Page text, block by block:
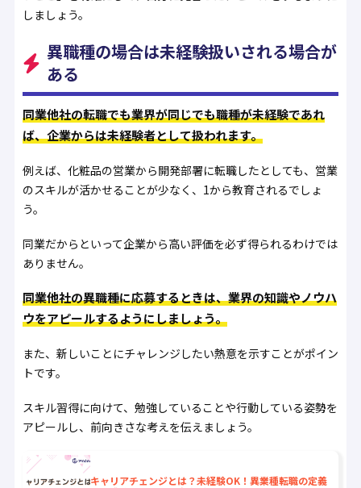
しましょう。
異職種の場合は未経験扱いされる場合が
ある
同業他社の転職でも業界が同じでも職種が未経験であれ
ば、企業からは未経験者として扱われます。
例えば、化粧品の営業から開発部署に転職したとしても、営業
のスキルが活かせることが少なく、1から教育されるでしょ
う。
同業だからといって企業から高い評価を必ず得られるわけでは
ありません。
同業他社の異職種に応募するときは、業界の知識やノウハ
ウをアピールするようにしましょう。
また、新しいことにチャレンジしたい熱意を示すことがポイン
トです。
スキル習得に向けて、勉強していることや行動している姿勢を
アピールし、前向きさな考えを伝えましょう。
キャリアチェンジとは？未経験OK！異業種転職の定義